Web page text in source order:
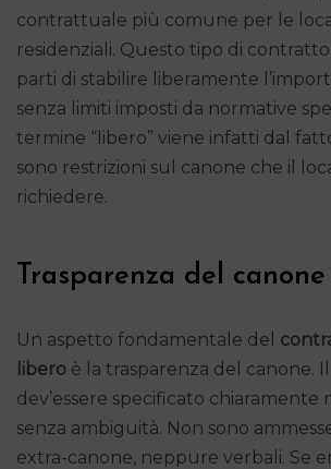
contrattuale più comune per le
residenziali. Questo tipo di
parti di stabilire liberamente
senza limiti imposti da normative
termine “libero” viene infatti dal
sono restrizioni sul canone che il
richiedere.
Trasparenza del canone
Un aspetto fondamentale del
libero è la trasparenza del canone.
dev’essere specificato chiaramente
senza ambiguità. Non sono
extra-canone, neppure verbali. Se